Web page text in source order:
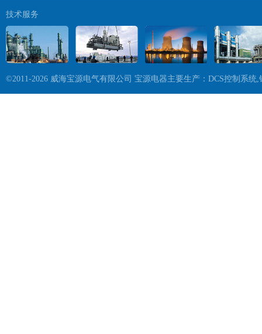
技术服务
©2011-2026 威海宝源电气有限公司 宝源电器主要生产：DCS控制系